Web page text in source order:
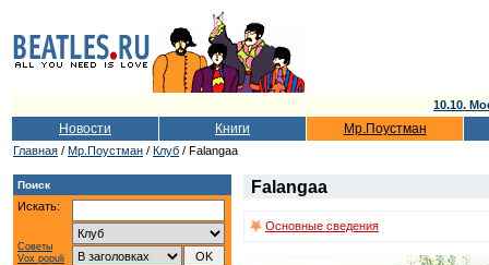
10.10.
Новости Книги Мр.Поустман
Главная / Мр.Поустман / Клуб / Falangaa
Поиск
Искать:
Советы
Vox populi
Falangaa
Основные сведения